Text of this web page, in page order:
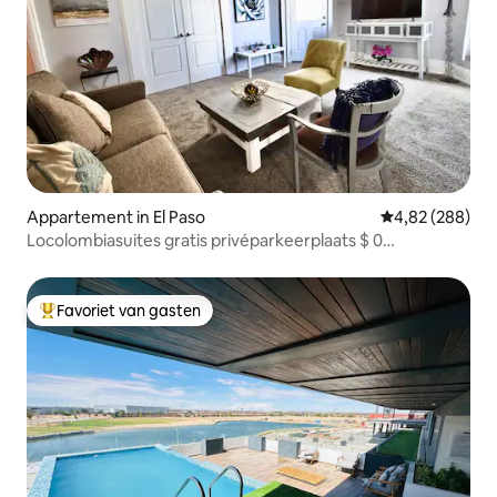
Appartement in El Paso Gemiddelde
4,82 (288)
Locolombiasuites gratis privéparkeerplaats $ 0
Topfavoriet van gasten
Favoriet van gasten